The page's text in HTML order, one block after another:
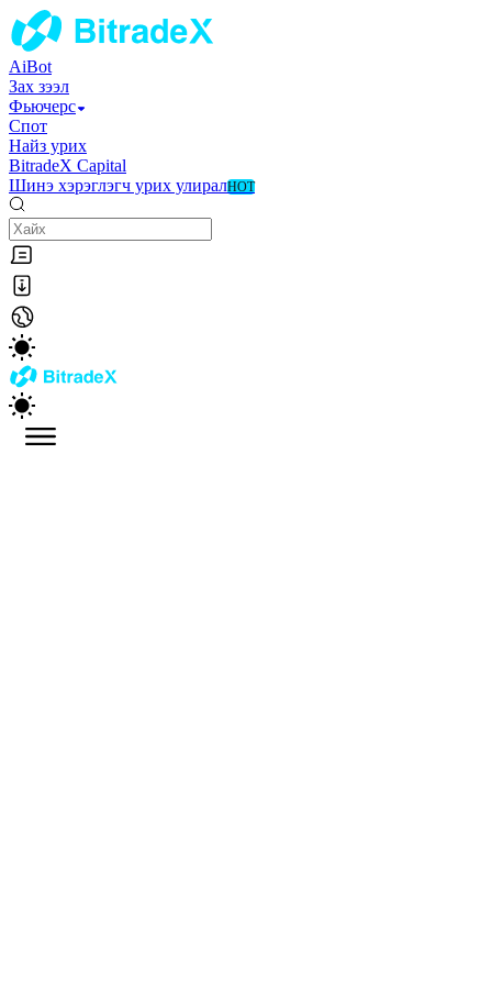
AiBot
Зах зээл
Фьючерс
Спот
Найз урих
BitradeX Capital
Шинэ хэрэглэгч урих улиралHOT